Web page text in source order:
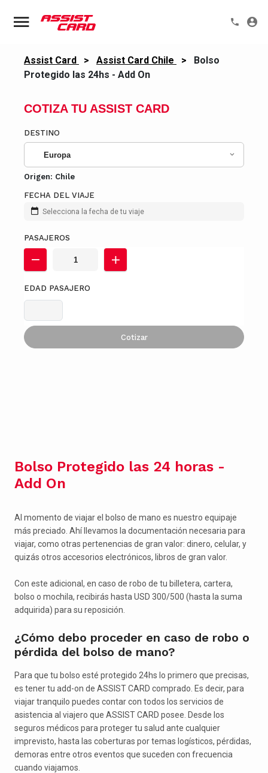
Assist Card > Assist Card Chile >
Bolso
Protegido las 24hs - Add On
COTIZA TU ASSIST CARD
DESTINO
Europa
Origen: Chile
FECHA DEL VIAJE
Selecciona la fecha de tu viaje
PASAJEROS
EDAD PASAJERO
Cotizar
Bolso Protegido las 24 horas -
Add On
Al momento de viajar el bolso de mano es nuestro equipaje
más preciado. Ahí llevamos la documentación necesaria para
viajar, como otras pertenencias de gran valor: dinero, celular, y
quizás otros accesorios electrónicos, libros de gran valor.
Con este adicional, en caso de robo de tu billetera, cartera,
bolso o mochila, recibirás hasta USD 300/500 (hasta la suma
adquirida) para su reposición.
¿Cómo debo proceder en caso de robo o
pérdida del bolso de mano?
Para que tu bolso esté protegido 24hs lo primero que precisas,
es tener tu add-on de ASSIST CARD comprado. Es decir, para
viajar tranquilo puedes contar con todos los servicios de
asistencia al viajero que ASSIST CARD posee. Desde los
seguros médicos para proteger tu salud ante cualquier
imprevisto, hasta las coberturas por temas logísticos, pérdidas,
demoras entre otros eventos que suceden con frecuencia
cuando viajamos.